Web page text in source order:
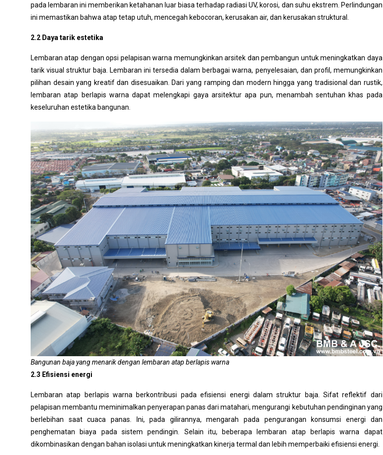
pada lembaran ini memberikan ketahanan luar biasa terhadap radiasi UV, korosi, dan suhu ekstrem. Perlindungan
ini memastikan bahwa atap tetap utuh, mencegah kebocoran, kerusakan air, dan kerusakan struktural.
2.2 Daya tarik estetika
Lembaran atap dengan opsi pelapisan warna memungkinkan arsitek dan pembangun untuk meningkatkan daya
tarik visual struktur baja. Lembaran ini tersedia dalam berbagai warna, penyelesaian, dan profil, memungkinkan
pilihan desain yang kreatif dan disesuaikan. Dari yang ramping dan modern hingga yang tradisional dan rustik,
lembaran atap berlapis warna dapat melengkapi gaya arsitektur apa pun, menambah sentuhan khas pada
keseluruhan estetika bangunan.
Bangunan baja yang menarik dengan lembaran atap berlapis warna
2.3 Efisiensi energi
Lembaran atap berlapis warna berkontribusi pada efisiensi energi dalam struktur baja. Sifat reflektif dari
pelapisan membantu meminimalkan penyerapan panas dari matahari, mengurangi kebutuhan pendinginan yang
berlebihan saat cuaca panas. Ini, pada gilirannya, mengarah pada pengurangan konsumsi energi dan
penghematan biaya pada sistem pendingin. Selain itu, beberapa lembaran atap berlapis warna dapat
dikombinasikan dengan bahan isolasi untuk meningkatkan kinerja termal dan lebih memperbaiki efisiensi energi.